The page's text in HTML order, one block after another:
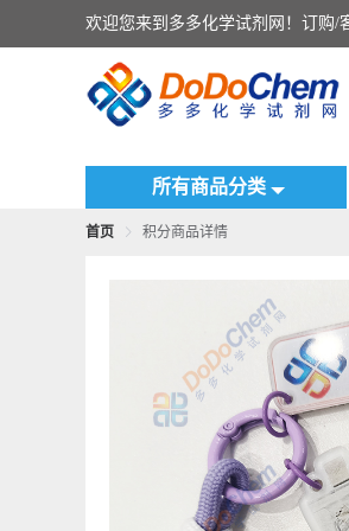
欢迎您来到多多化学试剂网！订购/
所有商品分类
首页 积分商品详情